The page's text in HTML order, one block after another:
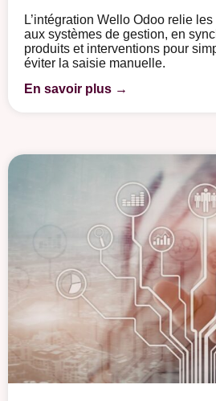
L’intégration Wello Odoo relie
aux systèmes de gestion, en
produits et interventions pour
éviter la saisie manuelle.
En savoir plus →